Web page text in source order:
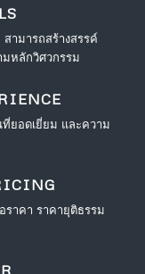
ามารถสร้างสรรค์
หลักวิศวกรรม
ยอดเยี่ยม และความ
าคา ราคายุติธรรม